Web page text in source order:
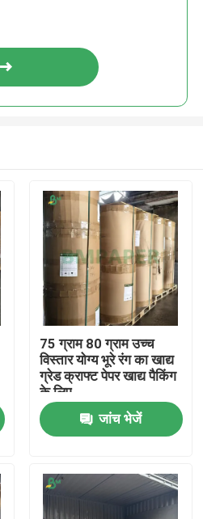
75 ग्राम 80 ग्राम उच्च
विस्तार योग्य भूरे रंग का खाद्य
ग्रेड क्राफ्ट पेपर खाद्य पैकिंग
के लिए
जांच भेजें